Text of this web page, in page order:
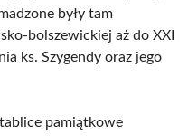
były tam
bolszewickiej aż do XXI
ks. Szygendy oraz jego
pamiątkowe